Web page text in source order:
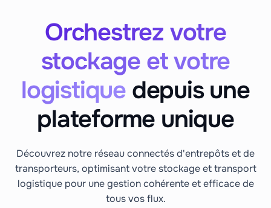
Orchestrez votre
stockage et votre
logistique depuis une
plateforme unique
Découvrez notre réseau connectés d'entrepôts et de
transporteurs, optimisant votre stockage et transport
logistique pour une gestion cohérente et efficace de
tous vos flux.